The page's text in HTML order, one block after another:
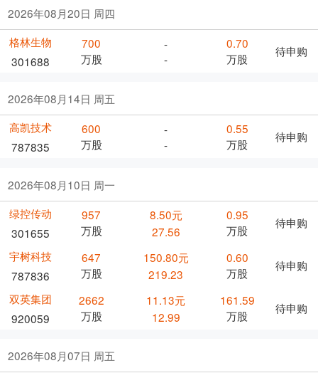
2026年08月20日 周四
格林生物
301688
700
万股
-
-
0.70
万股
待申购
2026年08月14日 周五
高凯技术
787835
600
万股
-
-
0.55
万股
待申购
2026年08月10日 周一
绿控传动
301655
957
万股
8.50元
27.56
0.95
万股
待申购
宇树科技
787836
647
万股
150.80元
219.23
0.60
万股
待申购
双英集团
920059
2662
万股
11.13元
12.99
161.59
万股
待申购
2026年08月07日 周五